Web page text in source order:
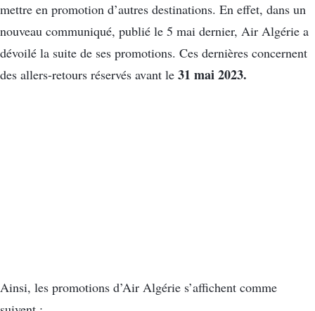
mettre en promotion d’autres destinations. En effet, dans un
nouveau communiqué, publié le 5 mai dernier, Air Algérie a
dévoilé la suite de ses promotions. Ces dernières concernent
des allers-retours réservés avant le 31 mai 2023.
Ainsi, les promotions d’Air Algérie s’affichent comme